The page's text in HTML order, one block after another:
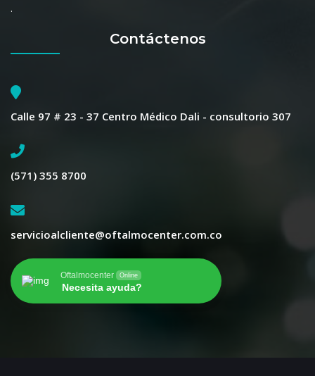
.
Contáctenos
Calle 97 # 23 - 37 Centro Médico Dali - consultorio 307
(571) 355 8700
servicioalcliente@oftalmocenter.com.co
Oftalmocenter Online
Necesita ayuda?